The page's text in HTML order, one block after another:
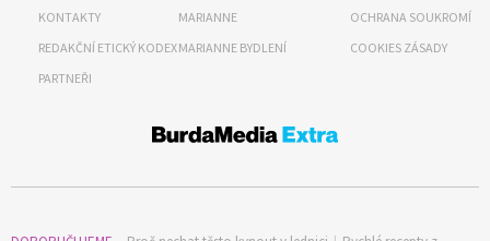
KONTAKTY
REDAKČNÍ ETICKÝ KODEX
PARTNEŘI
MARIANNE
MARIANNE BYDLENÍ
OCHRANA SOUKROMÍ
COOKIES ZÁSADY